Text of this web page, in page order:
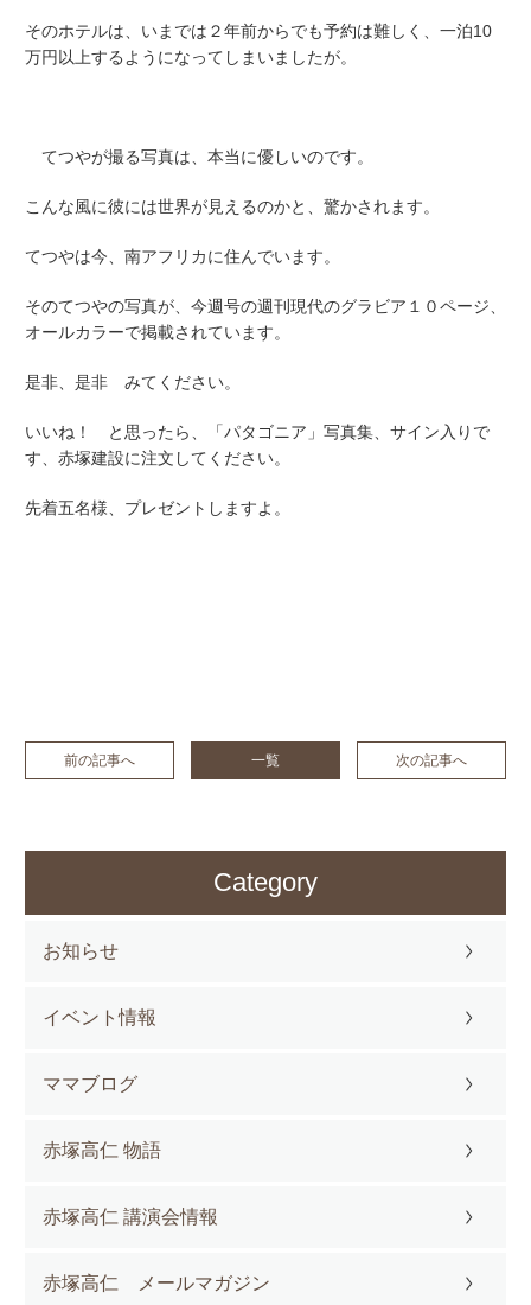
そのホテルは、いまでは２年前からでも予約は難しく、一泊10
万円以上するようになってしまいましたが。
てつやが撮る写真は、本当に優しいのです。
こんな風に彼には世界が見えるのかと、驚かされます。
てつやは今、南アフリカに住んでいます。
そのてつやの写真が、今週号の週刊現代のグラビア１０ページ、
オールカラーで掲載されています。
是非、是非 みてください。
いいね！ と思ったら、「パタゴニア」写真集、サイン入りで
す、赤塚建設に注文してください。
先着五名様、プレゼントしますよ。
前の記事へ 一覧 次の記事へ
Category
お知らせ
イベント情報
ママブログ
赤塚高仁 物語
赤塚高仁 講演会情報
赤塚高仁 メールマガジン